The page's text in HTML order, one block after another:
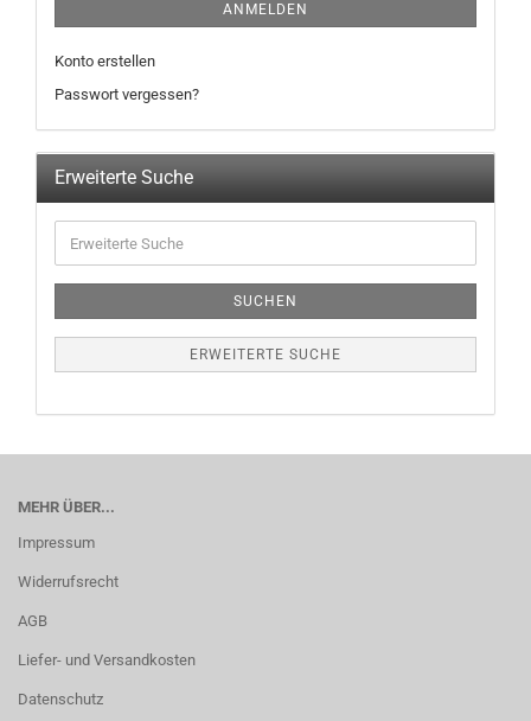
ANMELDEN
Konto erstellen
Passwort vergessen?
Erweiterte Suche
SUCHEN
ERWEITERTE SUCHE
MEHR ÜBER...
Impressum
Widerrufsrecht
AGB
Liefer- und Versandkosten
Datenschutz